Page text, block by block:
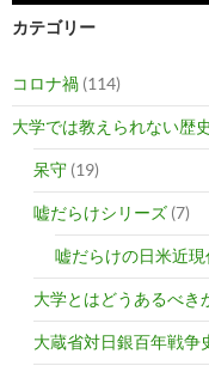
カテゴリー
コロナ禍 (114)
大学では教えられない歴
呆守 (19)
嘘だらけシリーズ (7)
嘘だらけの日米近現
大学とはどうあるべき
大蔵省対日銀百年戦争